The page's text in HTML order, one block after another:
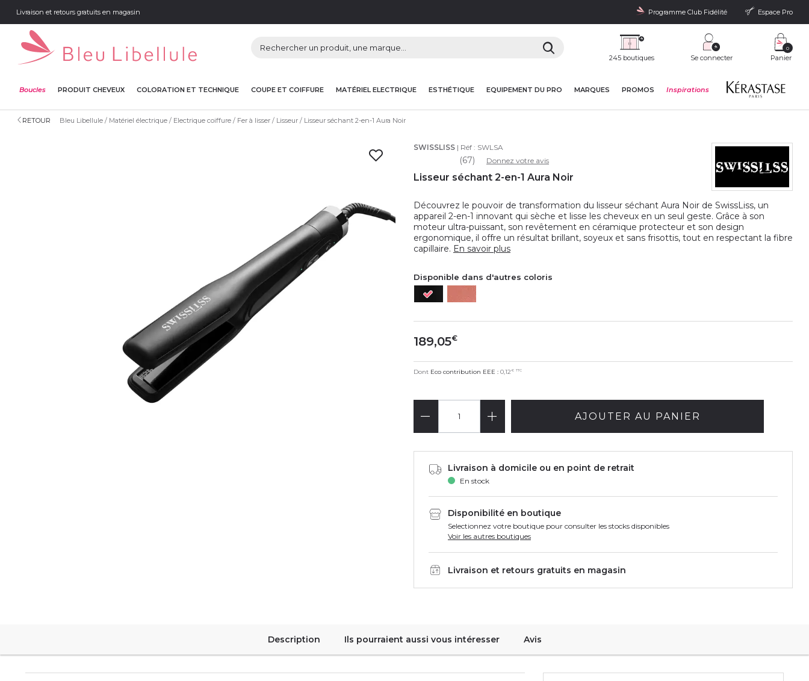
Livraison et retours gratuits en magasin Programme Club Fidélité Espace Pro
245 boutiques Se connecter Panier
0
Boucles PRODUIT CHEVEUX COLORATION ET TECHNIQUE COUPE ET COIFFURE MATÉRIEL ELECTRIQUE ESTHÉTIQUE EQUIPEMENT DU PRO MARQUES PROMOS Inspirations
RETOUR Bleu Libellule Matériel électrique Electrique coiffure Fer à lisser Lisseur Lisseur séchant 2-en-1 Aura Noir
SWISSLISS | Réf : SWLSA
(67) Donnez votre avis
Lisseur séchant 2-en-1 Aura Noir
Découvrez le pouvoir de transformation du lisseur séchant Aura Noir de SwissLiss, un
appareil 2-en-1 innovant qui sèche et lisse les cheveux en un seul geste. Grâce à son
moteur ultra-puissant, son revêtement en céramique protecteur et son design
ergonomique, il offre un résultat brillant, soyeux et sans frisottis, tout en respectant la fibre
capillaire. En savoir plus
Disponible dans d'autres coloris
189,05€
Dont Eco contribution EEE : 0,12 € TTC
AJOUTER AU PANIER
Livraison à domicile ou en point de retrait
En stock
Disponibilité en boutique
Selectionnez votre boutique pour consulter les stocks disponibles
Voir les autres boutiques
Livraison et retours gratuits en magasin
Description Ils pourraient aussi vous intéresser Avis